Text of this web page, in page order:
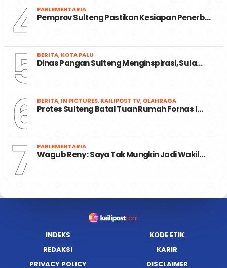
4 PARLEMENTARIA
Pemprov Sulteng Pastikan Kesiapan Penerb…
5 BERITA, KOTA PALU
Dinas Pangan Sulteng Menginspirasi, Sula…
6 BERITA, IN PICTURES, KAILIPOST TV, OLAHRAGA
Protes Sulteng Batal Tuan Rumah Fornas I…
7 PARLEMENTARIA
Wagub Reny : Saya Tak Mungkin Jadi Wakil…
INDEKS
KODE ETIK
REDAKSI
KARIR
PRIVACY POLICY
DISCLAIMER